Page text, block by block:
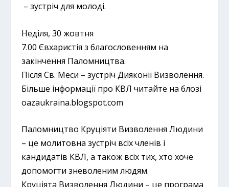
– зустріч для молоді.
Неділя, 30 жовтня
7.00 Євхаристія з благословенням на
закінчення Паломництва.
Після Св. Меси – зустріч Дияконії Визволення.
Більше інформації про КВЛ читайте на блозі
oazaukraina.blogspot.com
Паломництво Круціяти Визволення Людини
– це молитовна зустріч всіх членів і
кандидатів КВЛ, а також всіх тих, хто хоче
допомогти зневоленим людям.
Круціята Визволення Людини – це програма